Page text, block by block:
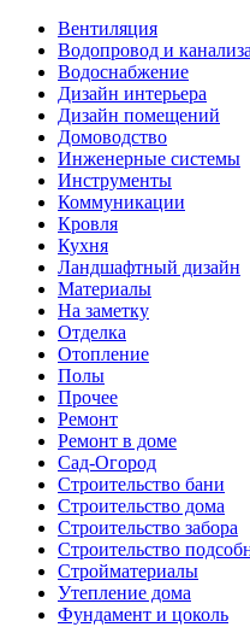
Вентиляция
Водопровод и
Водоснабжение
Дизайн интерьера
Дизайн помещений
Домоводство
Инженерные системы
Инструменты
Коммуникации
Кровля
Кухня
Ландшафтный дизайн
Материалы
На заметку
Отделка
Отопление
Полы
Прочее
Ремонт
Ремонт в доме
Сад-Огород
Строительство бани
Строительство дома
Строительство забора
Строительство
Стройматериалы
Утепление дома
Фундамент и цоколь